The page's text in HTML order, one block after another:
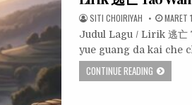
SITI CHOIRIYAH MARET
Judul Lagu / Lirik 逃亡
yue guang da kai che
CONTINUE READING